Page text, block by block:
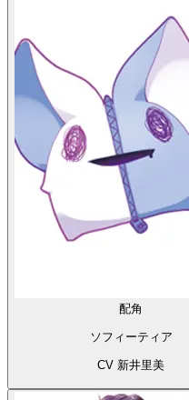
配角
ソフィーティア
CV 新井里美